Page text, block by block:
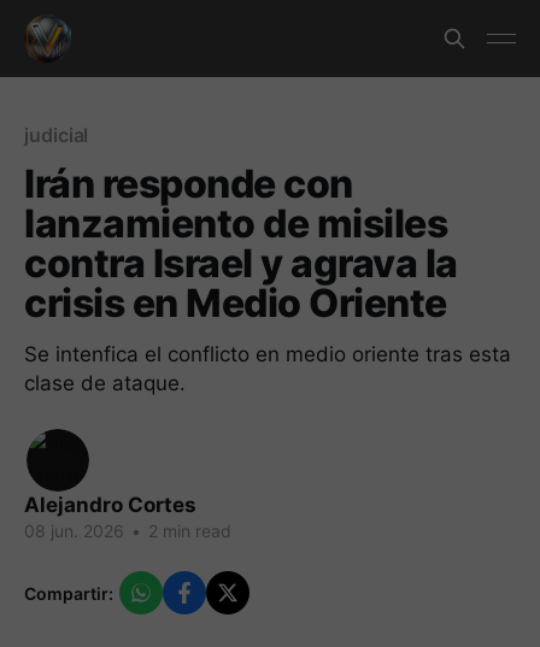
judicial
Irán responde con
lanzamiento de misiles
contra Israel y agrava la
crisis en Medio Oriente
Se intenfica el conflicto en medio oriente tras esta
clase de ataque.
Alejandro Cortes
08 jun. 2026 • 2 min read
Compartir: